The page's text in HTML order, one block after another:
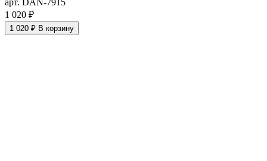
1 020 ₽
1 020 ₽ В корзину